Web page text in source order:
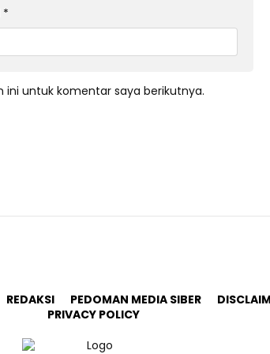
*
untuk komentar saya berikutnya.
REDAKSI PEDOMAN MEDIA SIBER
PRIVACY POLICY